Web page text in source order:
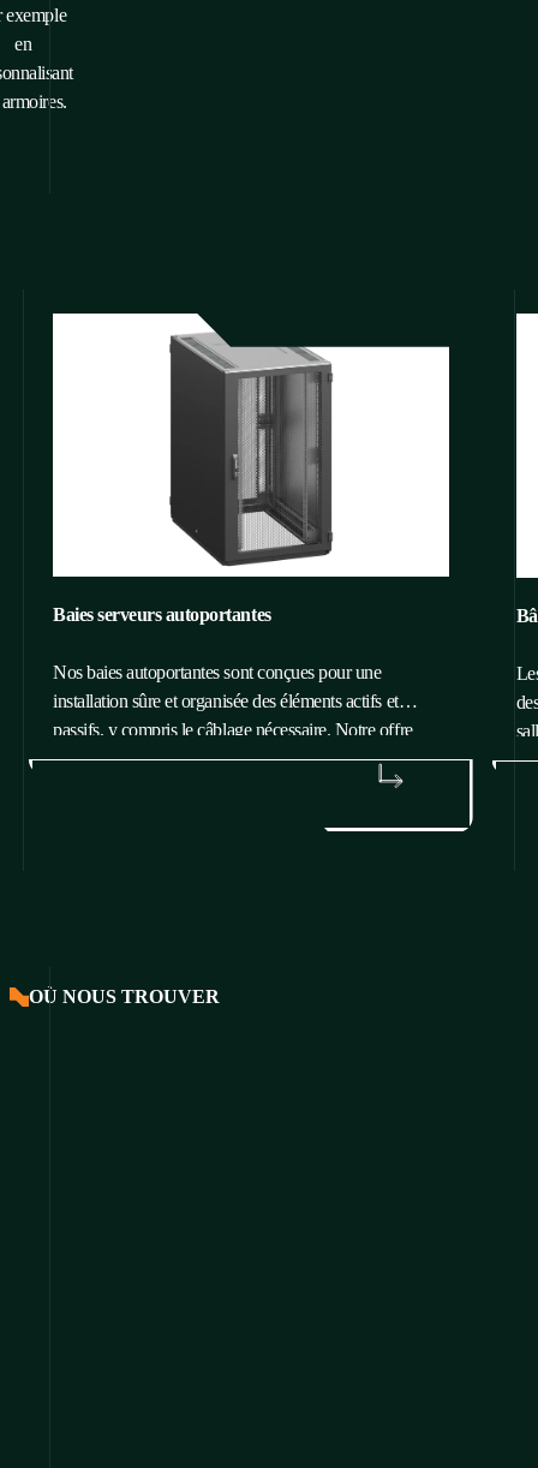
exemple
en
Baies serveurs autoportantes
Nos baies autoportantes sont conçues pour une
installation sûre et organisée des éléments actifs et
passifs, y compris le câblage nécessaire. Notre offre
comprend deux séries principales de baies de données
— PREMIUM et iSEVEN, qui satisferont même les
OÙ NOUS TROUVER